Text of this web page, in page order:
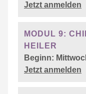
Jetzt anmelden
MODUL 9:
HEILER
Beginn:
Jetzt anmelden